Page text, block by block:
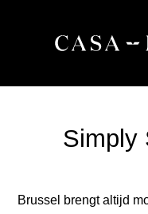
Simply
Brussel brengt altijd